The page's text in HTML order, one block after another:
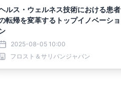
ルス・ウェルネス技術における患者
転帰を変革するトップイノベーショ
2025-08-05 10:00
フロスト＆サリバンジャパン